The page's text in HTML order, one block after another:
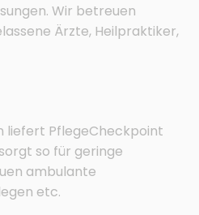
Wir betreuen
Ärzte, Heilpraktiker,
liefert Pflege­Checkpoint
so für geringe
ambulante
etc.